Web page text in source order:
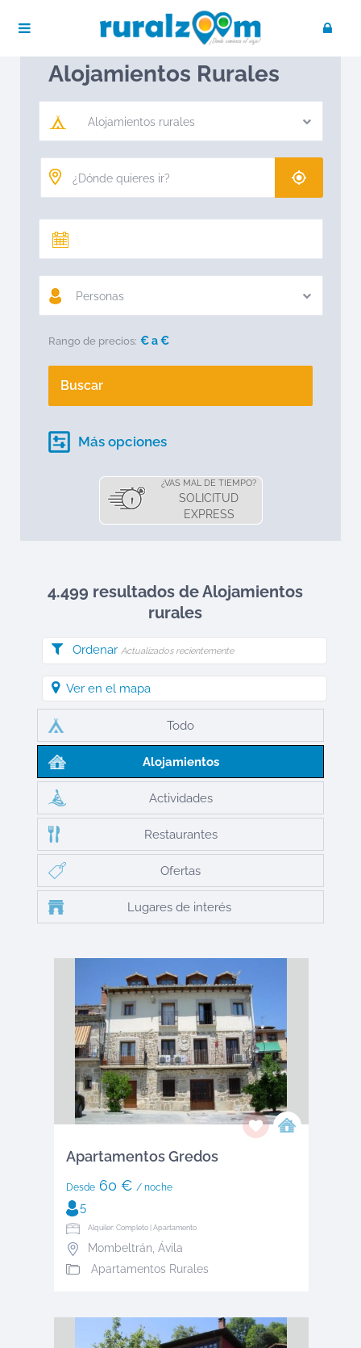
Alojamientos rurales
Alojamientos Rurales
Alojamientos rurales
Personas
Rango de precios: € a€
Buscar
Más opciones
¿VAS MAL DE TIEMPO?
SOLICITUD
EXPRESS
4.499 resultados de Alojamientos
rurales
Ordenar Actualizados recientemente
Ver en el mapa
Todo
Alojamientos
Actividades
Restaurantes
Ofertas
Lugares de interés
Apartamentos Gredos
Desde60 € / noche
5
Alquiler: Completo | Apartamento
Mombeltrán, Ávila
Apartamentos Rurales